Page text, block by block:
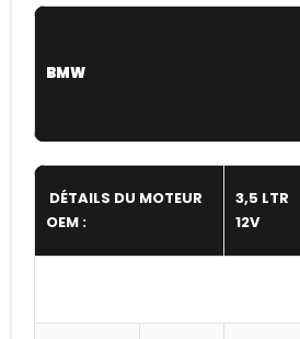
BMW
DÉTAILS DU MOTEUR
OEM :
3,5 LTR
12V